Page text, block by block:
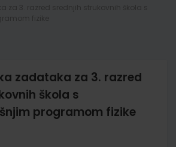
zadataka za 3. razred
škola s
programom fizike